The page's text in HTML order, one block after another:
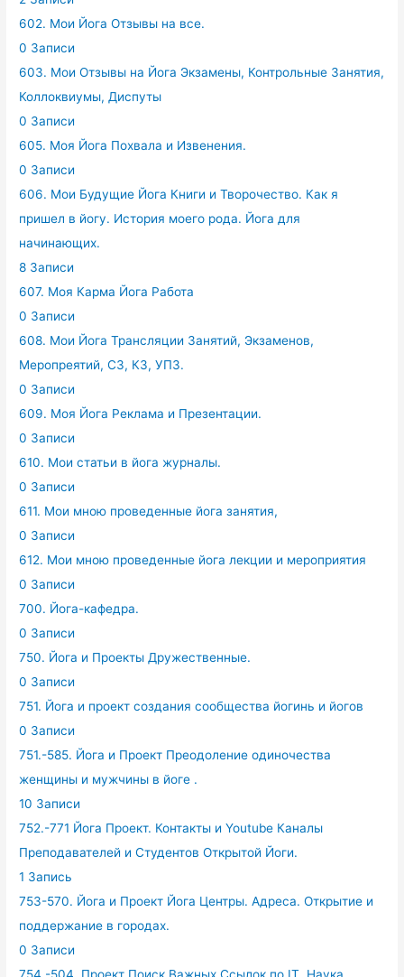
602. Мои Йога Отзывы на все.
0 Записи
603. Мои Отзывы на Йога Экзамены, Контрольные Занятия,
Коллоквиумы, Диспуты
0 Записи
605. Моя Йога Похвала и Извенения.
0 Записи
606. Мои Будущие Йога Книги и Творочество. Как я
пришел в йогу. История моего рода. Йога для
начинающих.
8 Записи
607. Моя Карма Йога Работа
0 Записи
608. Мои Йога Трансляции Занятий, Экзаменов,
Меропреятий, СЗ, КЗ, УПЗ.
0 Записи
609. Моя Йога Реклама и Презентации.
0 Записи
610. Мои статьи в йога журналы.
0 Записи
611. Мои мною проведенные йога занятия,
0 Записи
612. Мои мною проведенные йога лекции и мероприятия
0 Записи
700. Йога-кафедра.
0 Записи
750. Йога и Проекты Дружественные.
0 Записи
751. Йога и проект создания сообщества йогинь и йогов
0 Записи
751.-585. Йога и Проект Преодоление одиночества
женщины и мужчины в йоге .
10 Записи
752.-771 Йога Проект. Контакты и Youtube Каналы
Преподавателей и Студентов Открытой Йоги.
1 Запись
753-570. Йога и Проект Йога Центры. Адреса. Открытие и
поддержание в городах.
0 Записи
754.-504. Проект Поиск Важных Ссылок по IT, Наука,